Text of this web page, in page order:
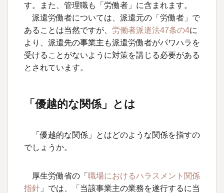
す。また、管理職も「労働者」に含まれます。
派遣労働者については、派遣元の「労働者」で
あることは当然ですが、 労働者派遣法47条の4に
より、派遣先の事業主も派遣労働者がパワハラを
受けることがないように対策を講じる必要がある
とされています。
「優越的な関係」とは
「優越的な関係」とはどのような関係を指すの
でしょうか。
厚生労働省の「 職場におけるハラスメント関係
指針 」では、「当該事業主の業務を遂行するに当